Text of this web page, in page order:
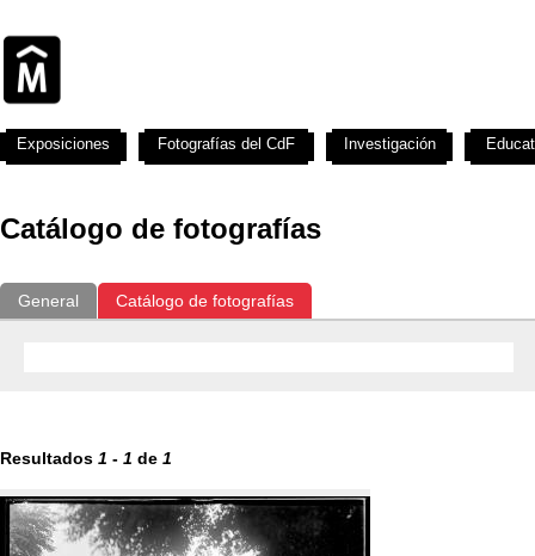
Catálogo de fotografías
General Catálogo de fotografías
Resultados 1 - 1 de 1
Exposiciones Fotografías del CdF Investigación